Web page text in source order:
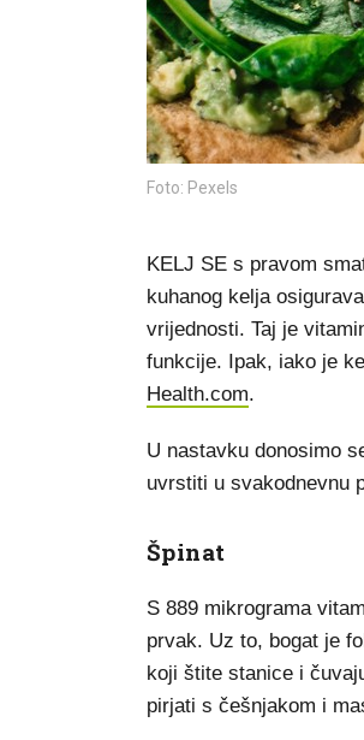
Foto: Pexels
KELJ SE s pravom
kuhanog kelja
vrijednosti. Taj je
funkcije. Ipak, iako je
Health.com.
U nastavku donosimo
uvrstiti u svakodnevnu
Špinat
S 889 mikrograma
prvak. Uz to, bogat je
koji štite stanice i
pirjati s češnjakom i